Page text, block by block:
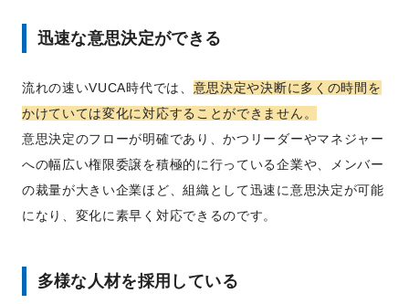
迅速な意思決定ができる
流れの速いVUCA時代では、 意思決定や決断に多くの時間を
かけていては変化に対応することができません。
意思決定のフローが明確であり、かつリーダーやマネジャー
への幅広い権限委譲を積極的に行っている企業や、メンバー
の裁量が大きい企業ほど、組織として迅速に意思決定が可能
になり、変化に素早く対応できるのです。
多様な人材を採用している